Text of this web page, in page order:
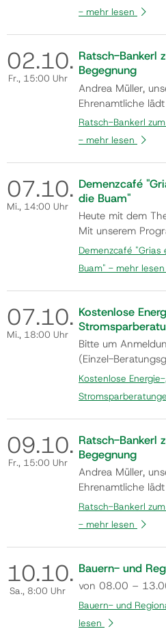
(Änderungen
Hitze oder Regen
Ratsch-Bankerl
miteinander ins
Kommen auch Sie
- mehr lesen
02.10.
Fr., 15:00 Uhr
Ratsch-Bankerl
Begegnung
Andrea Müller,
Ehrenamtliche
17 Uhr in den
(Änderungen
Hitze oder Regen
Ratsch-Bankerl
miteinander ins
Kommen auch Sie
Ratsch-Bankerl
- mehr lesen
07.10.
Mi., 14:00 Uhr
Demenzcafé
die Buam"
Heute mit dem
Mit unserem
Abwechslung in
bringen, soziale
Beweglichkeit
geistig fördern,
Wohlbefinden und
Ansprechpe…
Demenzcafé "Grias
Buam" - mehr lesen
07.10.
Mi., 18:00 Uhr
Kostenlose
Bitte um
(Einzel-
09 72 Mail:
Kostenlose
09.10.
Fr., 15:00 Uhr
Ratsch-Bankerl
Begegnung
Andrea Müller,
Ehrenamtliche
17 Uhr in den
(Änderungen
Hitze oder Regen
Ratsch-Bankerl
miteinander ins
Kommen auch
Ratsch-Bankerl
- mehr lesen
10.10.
Sa., 8:00 Uhr
Bauern- und
von 08.00 –
Bauern- und
lesen